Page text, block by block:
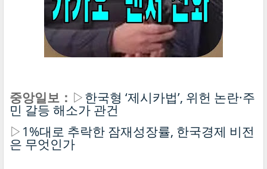
중앙일보： ▷한국형 ‘제시카법’, 위헌 논란·주
민 갈등 해소가 관건
▷ 1%대로 추락한 잠재성장률, 한국경제 비전
은 무엇인가